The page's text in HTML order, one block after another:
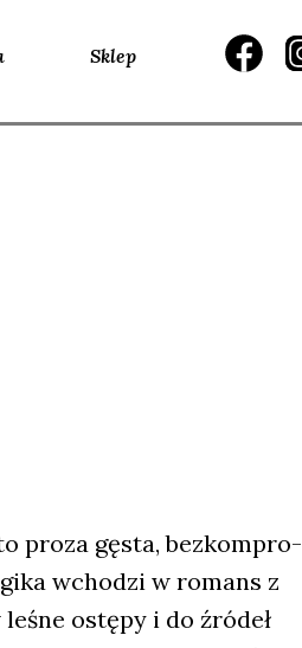
Sklep
pro­za gęsta, bez­kom­pro­
wcho­dzi w romans z
ostę­py i do źró­deł